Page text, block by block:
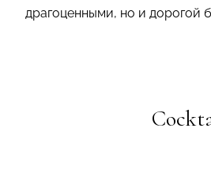
драгоценными, но и дорогой